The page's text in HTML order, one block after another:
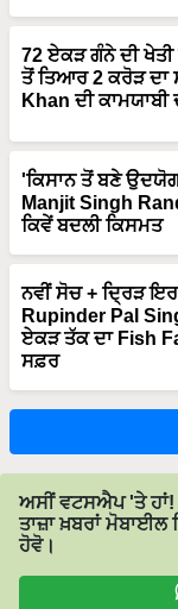
72 ਏਕੜ ਗੰਨੇ ਦੀ
ਤੋਂ ਤਿਆਰ 2 ਕਰੋੜ ਦਾ
Khan ਦੀ ਕਾਮਯਾਬੀ
'ਕਿਸਾਨ ਤੋਂ ਬਣੇ
Manjit Singh
ਕਿਵੇਂ ਬਦਲੀ ਕਿਸਮਤ
ਨਵੀਂ ਸੋਚ + ਦ੍ਰਿੜ
Rupinder Pal
ਏਕੜ ਤੱਕ ਦਾ Fish
ਸਫ਼ਰ
ਅਸੀਂ ਵਟਸਐਪ 'ਤੇ ਹਾਂ!
ਤਾਜ਼ਾ ਖ਼ਬਰਾਂ
ਹੋਵੋ।